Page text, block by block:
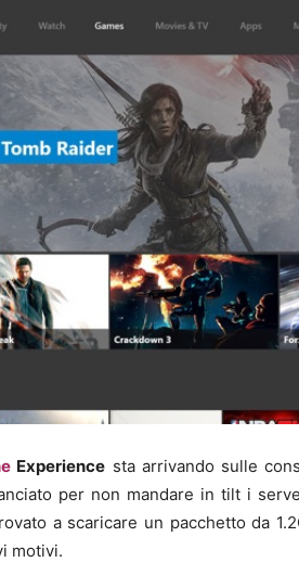
Experience sta arrivando sulle
per non mandare in tilt i
a scaricare un pacchetto da
motivi.